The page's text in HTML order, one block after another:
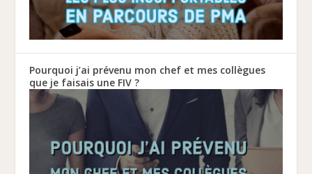
Pourquoi j’ai prévenu mon chef et mes collègues
que je faisais une FIV ?